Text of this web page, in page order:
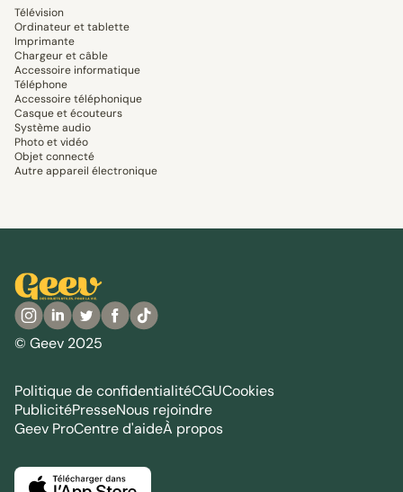
Télévision
Ordinateur et tablette
Imprimante
Chargeur et câble
Accessoire informatique
Téléphone
Accessoire téléphonique
Casque et écouteurs
Système audio
Photo et vidéo
Objet connecté
Autre appareil électronique
© Geev 2025
Politique de confidentialitéCGUCookies
PublicitéPresseNous rejoindre
Geev ProCentre d'aideÀ propos